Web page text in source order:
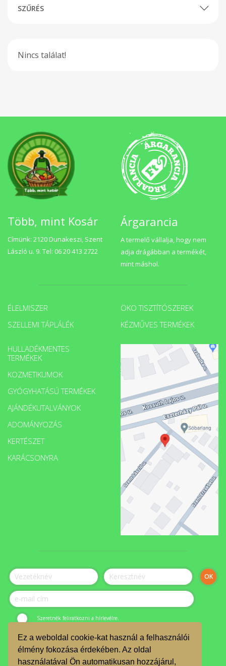
Ez a weboldal cookie-kat használ a felhasználói
élmény fokozása érdekében. Az oldal
használatával Ön automatikusan hozzájárul,
SZŰRÉS
Nincs találat!
Több, mint Kosár
Címünk: 2120 Dunakeszi, Szent
László u. 9. Tel: 06 20 413 2722
Árgarancia
A termelő vállalja, hogy nem
adja drágábban a termékét,
mint máshol.
ÉLELMISZER
SZELLEMI TÁPLÁLÉK
ÖKO TISZTÍTÓSZEREK
KÉZMŰVES TERMÉKEK
HULLADÉKMENTES
TERMÉKEK
KOZMETIKUMOK
GYÓGYHATÁSÚ TERMÉKEK
AJÁNDÉKUTALVÁNYOK
ADOMÁNYOZÁS
KERTÉSZET
KARÁCSONYRA
Szeretnék feliratkozni a hírlevélre.
© ÉLET-Közösség Egyesület 2023.
JELENTKEZZ ÖNKÉNTESNEK